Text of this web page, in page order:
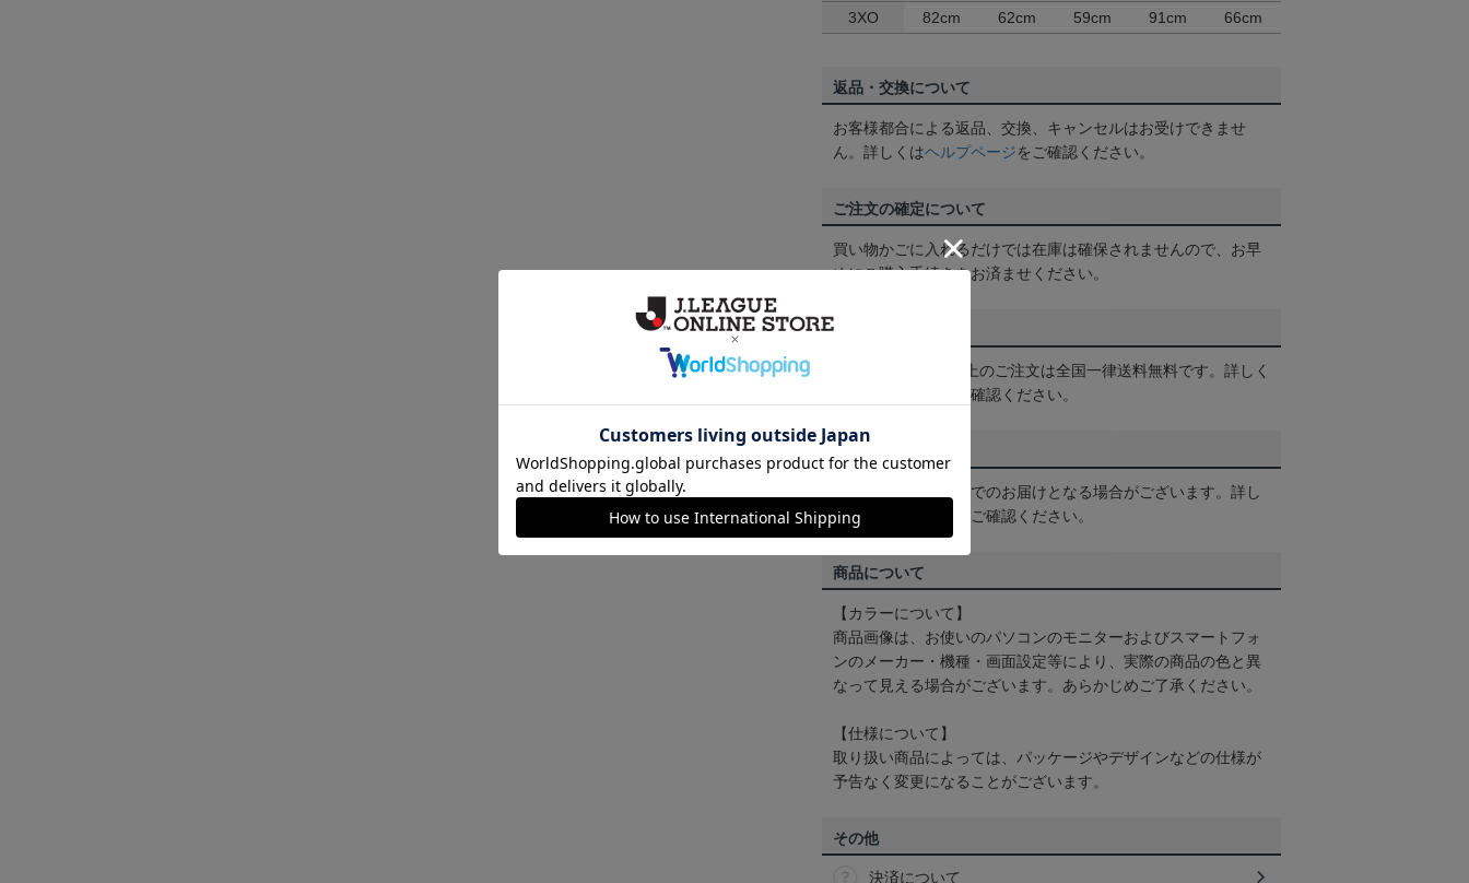
3XO
82cm 62cm 59cm 91cm 66cm
返品・交換について
お客様都合による返品、交換、キャンセルはお受けできませ
ん。詳しくはヘルプページをご確認ください。
ご注文の確定について
買い物かごに入れるだけでは在庫は確保されませんので、お早
めにご購入手続きをお済ませください。
送料について
3,980円（税込）以上のご注文は全国一律送料無料です。詳しく
をご確認ください。
配送方法について
一部商品はメール便でのお届けとなる場合がございます。詳し
くは
をご確認ください。
商品について
【カラーについて】
商品画像は、お使いのパソコンのモニターおよびスマートフォ
ンのメーカー・機種・画面設定等により、実際の商品の色と異
なって見える場合がございます。あらかじめご了承ください。
【仕様について】
取り扱い商品によっては、パッケージやデザインなどの仕様が
予告なく変更になることがございます。
その他
決済について